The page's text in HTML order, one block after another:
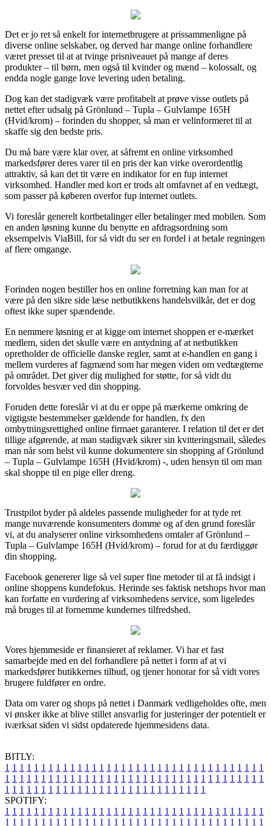
Det er jo ret så enkelt for internetbrugere at prissammenligne på
diverse online selskaber, og derved har mange online forhandlere
været presset til at at tvinge prisniveauet på mange af deres
produkter – til børn, men også til kvinder og mænd – kolossalt, og
endda nogle gange love levering uden betaling.
Dog kan det stadigvæk være profitabelt at prøve visse outlets på
nettet efter udsalg på Grönlund – Tupla – Gulvlampe 165H
(Hvid/krom) – forinden du shopper, så man er velinformeret til at
skaffe sig den bedste pris.
Du må bare være klar over, at såfremt en online virksomhed
markedsfører deres varer til en pris der kan virke overordentlig
attraktiv, så kan det tit være en indikator for en fup internet
virksomhed. Handler med kort er trods alt omfavnet af en vedtægt,
som passer på køberen overfor fup internet outlets.
Vi foreslår generelt kortbetalinger eller betalinger med mobilen. Som
en anden løsning kunne du benytte en afdragsordning som
eksempelvis ViaBill, for så vidt du ser en fordel i at betale regningen
af flere omgange.
Forinden nogen bestiller hos en online forretning kan man for at
være på den sikre side læse netbutikkens handelsvilkår, det er dog
oftest ikke super spændende.
En nemmere løsning er at kigge om internet shoppen er e-mærket
medlem, siden det skulle være en antydning af at netbutikken
opretholder de officielle danske regler, samt at e-handlen en gang i
mellem vurderes af fagmænd som har megen viden om vedtægterne
på området. Det giver dig mulighed for støtte, for så vidt du
forvoldes besvær ved din shopping.
Foruden dette foreslår vi at du er oppe på mærkerne omkring de
vigtigste bestemmelser gældende for handlen, fx den
ombytningsrettighed online firmaet garanterer. I relation til det er det
tillige afgørende, at man stadigvæk sikrer sin kvitteringsmail, således
man når som helst vil kunne dokumentere sin shopping af Grönlund
– Tupla – Gulvlampe 165H (Hvid/krom) -, uden hensyn til om man
skal shoppe til en pige eller dreng.
Trustpilot byder på aldeles passende muligheder for at tyde ret
mange nuværende konsumenters domme og af den grund foreslår
vi, at du analyserer online virksomhedens omtaler af Grönlund –
Tupla – Gulvlampe 165H (Hvid/krom) – forud for at du færdiggør
din shopping.
Facebook genererer lige så vel super fine metoder til at få indsigt i
online shoppens kundefokus. Herinde ses faktisk netshops hvor man
kan forfatte en vurdering af virksomhedens service, som ligeledes
må bruges til at fornemme kundernes tilfredshed.
Vores hjemmeside er finansieret af reklamer. Vi har et fast
samarbejde med en del forhandlere på nettet i form af at vi
markedsfører butikkernes tilbud, og tjener honorar for så vidt vores
brugere fuldfører en ordre.
Data om varer og shops på nettet i Danmark vedligeholdes ofte, men
vi ønsker ikke at blive stillet ansvarlig for justeringer der potentielt er
iværksat siden vi sidst opdaterede hjemmesidens data.
BITLY:
1 1 1 1 1 1 1 1 1 1 1 1 1 1 1 1 1 1 1 1 1 1 1 1 1 1 1 1 1 1 1 1 1 1 1 1
1 1 1 1 1 1 1 1 1 1 1 1 1 1 1 1 1 1 1 1 1 1 1 1 1 1 1 1 1 1 1 1 1 1 1 1
1 1 1 1 1 1 1 1 1 1 1 1 1 1 1 1 1 1 1 1 1 1 1 1 1 1 1 1
SPOTIFY:
1 1 1 1 1 1 1 1 1 1 1 1 1 1 1 1 1 1 1 1 1 1 1 1 1 1 1 1 1 1 1 1 1 1 1 1
1 1 1 1 1 1 1 1 1 1 1 1 1 1 1 1 1 1 1 1 1 1 1 1 1 1 1 1 1 1 1 1 1 1 1 1